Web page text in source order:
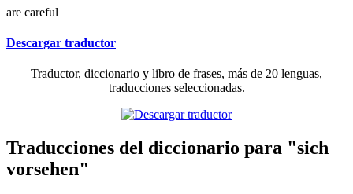
are careful
Descargar traductor
Traductor, diccionario y libro de frases, más de 20 lenguas,
traducciones seleccionadas.
Traducciones del diccionario para "sich
vorsehen"